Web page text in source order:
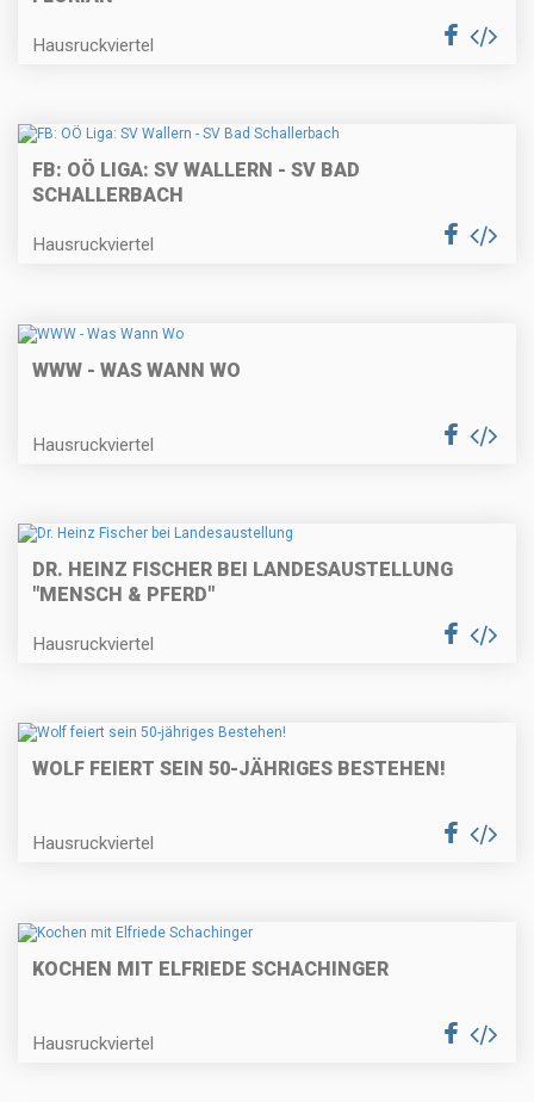
Hausruckviertel
FB: OÖ LIGA: SV WALLERN - SV BAD
SCHALLERBACH
Hausruckviertel
WWW - WAS WANN WO
Hausruckviertel
DR. HEINZ FISCHER BEI LANDESAUSTELLUNG
"MENSCH & PFERD"
Hausruckviertel
WOLF FEIERT SEIN 50-JÄHRIGES BESTEHEN!
Hausruckviertel
KOCHEN MIT ELFRIEDE SCHACHINGER
Hausruckviertel